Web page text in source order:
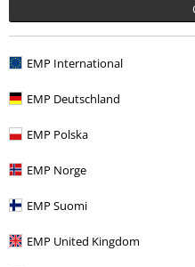
EMP International
EMP Deutschland
EMP Polska
EMP Norge
EMP Suomi
EMP United Kingdom
Flere kategorier. Flere
Nyheter Hobby og fritid
Bandmerch Top Bands
Bandmerch Plakater og flagg
Salg % Husholdningsartikler
Salg % Band Merch